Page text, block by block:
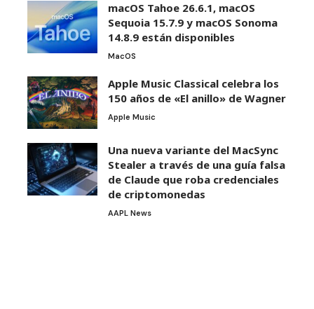
macOS Tahoe 26.6.1, macOS
Sequoia 15.7.9 y macOS Sonoma
14.8.9 están disponibles
MacOS
Apple Music Classical celebra los
150 años de «El anillo» de Wagner
Apple Music
Una nueva variante del MacSync
Stealer a través de una guía falsa
de Claude que roba credenciales
de criptomonedas
AAPL News